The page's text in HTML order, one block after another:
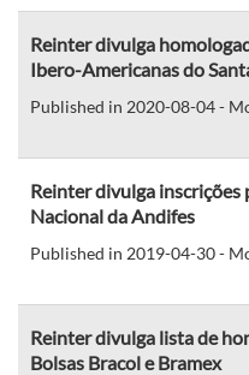
Reinter divulga
Ibero-Americanas do
Published in 2020-08-04 -
Reinter divulga
Nacional da Andifes
Published in 2019-04-30 -
Reinter divulga lista de
Bolsas Bracol e Bramex